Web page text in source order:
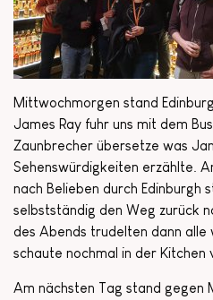
Mittwochmorgen stand
James Ray fuhr uns mit dem
Zaunbrecher übersetze was
Sehenswürdigkeiten erzählte.
nach Belieben durch Edinburgh
selbstständig den Weg zurück
des Abends trudelten dann alle
schaute nochmal in der Kitchen
Am nächsten Tag stand gegen